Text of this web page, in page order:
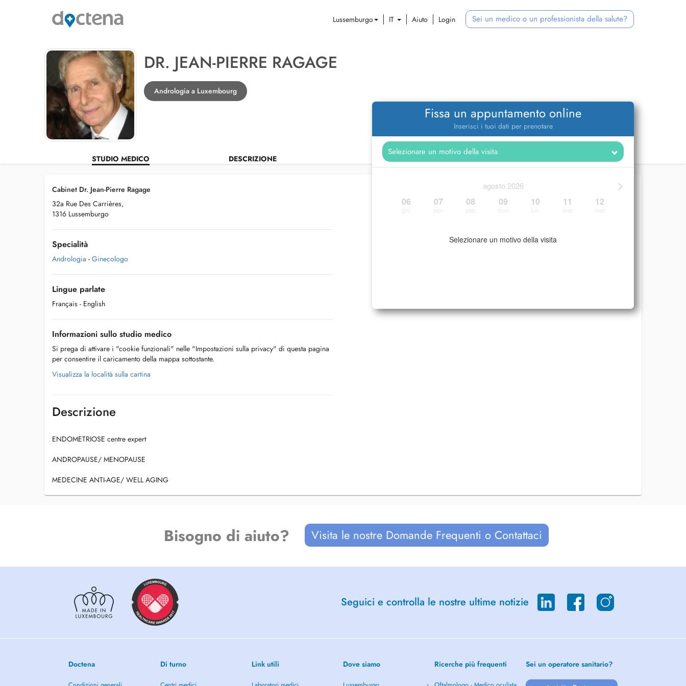
Lussemburgo IT Aiuto Login Sei un medico o un professionista della salute?
DR. JEAN-PIERRE RAGAGE
Andrologia a Luxembourg
STUDIO MEDICO DESCRIZIONE
Fissa un appuntamento online
Inserisci i tuoi dati per prenotare
>
agosto 2026
06 07 08 09 10 11 12
Selezionare un motivo della visita
Cabinet Dr. Jean-Pierre Ragage
32a Rue Des Carrières,
1316 Lussemburgo
Specialità
Andrologia - Ginecologo
Lingue parlate
Français - English
Informazioni sullo studio medico
Si prega di attivare i "cookie funzionali" nelle "Impostazioni sulla privacy" di questa pagina
per consentire il caricamento della mappa sottostante.
Visualizza la località sulla cartina
Descrizione
ENDOMETRIOSE centre expert
ANDROPAUSE/ MENOPAUSE
MEDECINE ANTI-AGE/ WELL AGING
Bisogno di aiuto? Visita le nostre Domande Frequenti o Contattaci
Seguici e controlla le nostre ultime notizie
Doctena Di turno Link utili Dove siamo Ricerche più frequenti Sei un operatore sanitario?